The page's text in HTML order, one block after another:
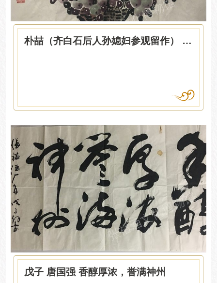
朴喆（齐白石后人孙媳妇参观留作） 花篮葡萄
戊子 唐国强 香醇厚浓，誉满神州